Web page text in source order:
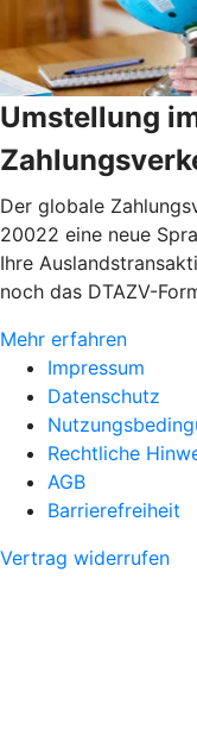
Umstellung
Der globale
20022 eine neue
Ihre
noch das DTAZV-
Mehr erfahren
Impressum
Datenschutz
Rechtliche
AGB
Barrierefreiheit
Vertrag widerrufen